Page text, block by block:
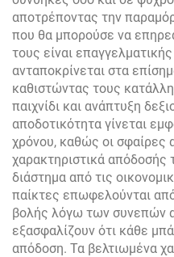
αποτρέποντας την
που θα μπορούσε να
τους είναι
ανταποκρίνεται στα
καθιστώντας τους
παιχνίδι και ανάπτυξη
αποδοτικότητα γίνεται
χρόνου, καθώς οι σφαίρες
χαρακτηριστικά απόδοσής
διάστημα από τις
παίκτες επωφελούνται
βολής λόγω των συνεπών
εξασφαλίζουν ότι κάθε
απόδοση. Τα βελτιωμένα